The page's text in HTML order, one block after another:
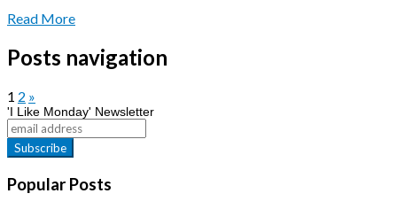
Read More
Posts navigation
1 2 »
'I Like Monday' Newsletter
Popular Posts